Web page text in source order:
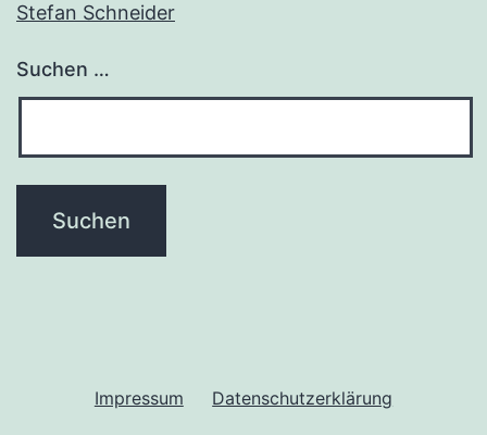
Stefan Schneider
Suchen …
Impressum Datenschutzerklärung